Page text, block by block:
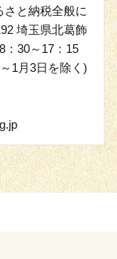
と納税全般に
埼玉県北葛飾
30～17：15
1月3日を除く)